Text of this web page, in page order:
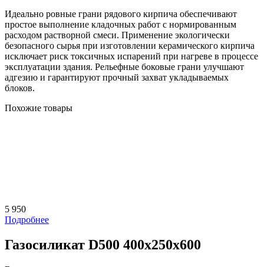
Идеально ровные грани рядового кирпича обеспечивают
простое выполнение кладочных работ с нормированным
расходом растворной смеси. Применение экологически
безопасного сырья при изготовлении керамического кирпича
исключает риск токсичных испарений при нагреве в процессе
эксплуатации здания. Рельефные боковые грани улучшают
адгезию и гарантируют прочный захват укладываемых
блоков.
Похожие товары
5 950
Подробнее
Газосиликат D500 400х250х600